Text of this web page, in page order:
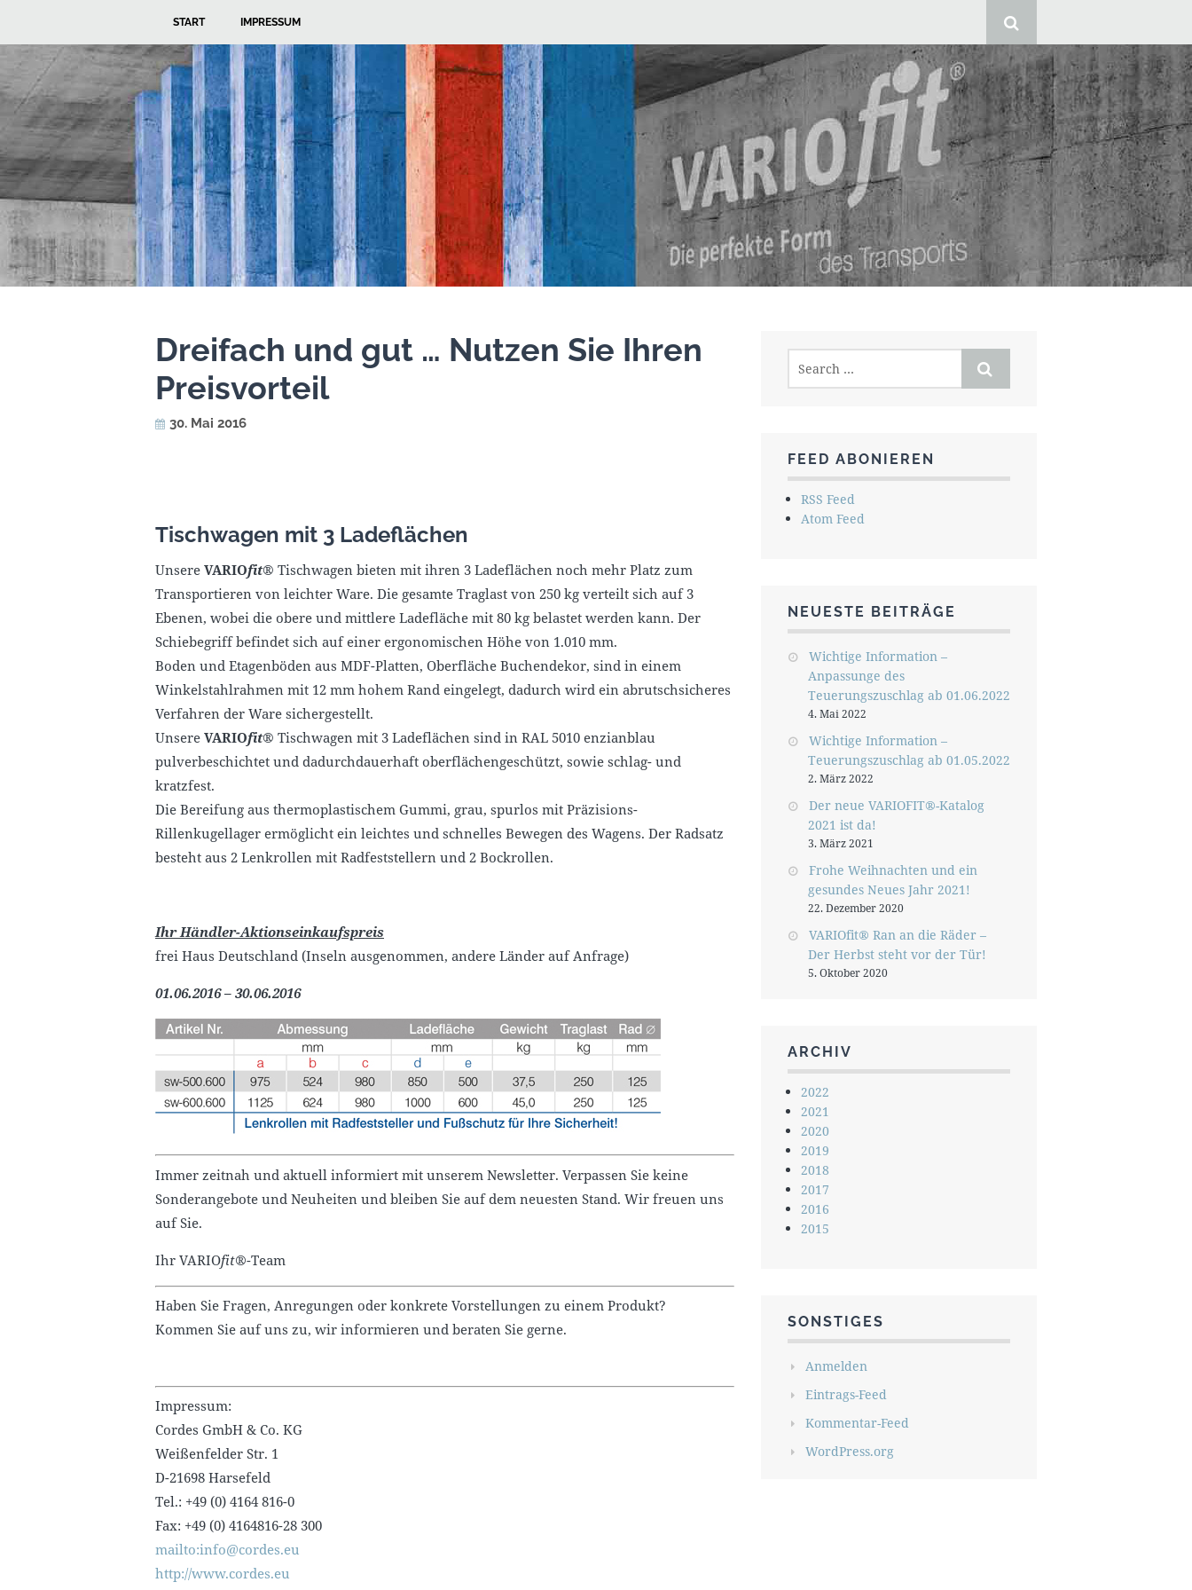
START IMPRESSUM
Dreifach und gut … Nutzen Sie Ihren
Preisvorteil
30. Mai 2016
Tischwagen mit 3 Ladeflächen
Unsere VARIOfit® Tischwagen bieten mit ihren 3 Ladeflächen noch mehr Platz zum
Transportieren von leichter Ware. Die gesamte Traglast von 250 kg verteilt sich auf 3
Ebenen, wobei die obere und mittlere Ladefläche mit 80 kg belastet werden kann. Der
Schiebegriff befindet sich auf einer ergonomischen Höhe von 1.010 mm.
Boden und Etagenböden aus MDF-Platten, Oberfläche Buchendekor, sind in einem
Winkelstahlrahmen mit 12 mm hohem Rand eingelegt, dadurch wird ein abrutschsicheres
Verfahren der Ware sichergestellt.
Unsere VARIOfit® Tischwagen mit 3 Ladeflächen sind in RAL 5010 enzianblau
pulverbeschichtet und dadurchdauerhaft oberflächengeschützt, sowie schlag- und
kratzfest.
Die Bereifung aus thermoplastischem Gummi, grau, spurlos mit Präzisions-
Rillenkugellager ermöglicht ein leichtes und schnelles Bewegen des Wagens. Der Radsatz
besteht aus 2 Lenkrollen mit Radfeststellern und 2 Bockrollen.
Ihr Händler-Aktionseinkaufspreis
frei Haus Deutschland (Inseln ausgenommen, andere Länder auf Anfrage)
01.06.2016 – 30.06.2016
Immer zeitnah und aktuell informiert mit unserem Newsletter. Verpassen Sie keine
Sonderangebote und Neuheiten und bleiben Sie auf dem neuesten Stand. Wir freuen uns
auf Sie.
Ihr VARIOfit®-Team
Haben Sie Fragen, Anregungen oder konkrete Vorstellungen zu einem Produkt?
Kommen Sie auf uns zu, wir informieren und beraten Sie gerne.
Impressum:
Cordes GmbH & Co. KG
Weißenfelder Str. 1
D-21698 Harsefeld
Tel.: +49 (0) 4164 816-0
Fax: +49 (0) 4164816-28 300
mailto:info@cordes.eu
http://www.cordes.eu
FEED ABONIEREN
RSS Feed
Atom Feed
NEUESTE BEITRÄGE
Wichtige Information –
Anpassunge des
Teuerungszuschlag ab 01.06.2022
4. Mai 2022
Wichtige Information –
Teuerungszuschlag ab 01.05.2022
2. März 2022
Der neue VARIOFIT®-Katalog
2021 ist da!
3. März 2021
Frohe Weihnachten und ein
gesundes Neues Jahr 2021!
22. Dezember 2020
VARIOfit® Ran an die Räder –
Der Herbst steht vor der Tür!
5. Oktober 2020
ARCHIV
2022
2021
2020
2019
2018
2017
2016
2015
SONSTIGES
Anmelden
Eintrags-Feed
Kommentar-Feed
WordPress.org